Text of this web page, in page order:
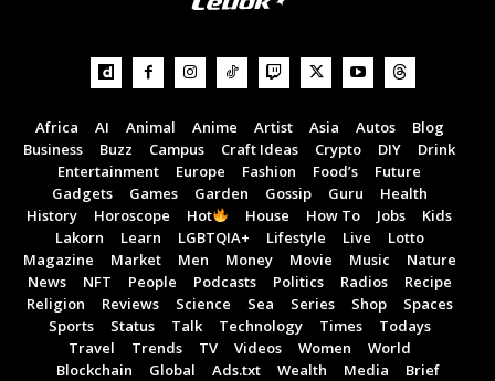
Subscribe now
To access premium
content
Free 15 Day Trial
Monthly or Yearly Memberships
Professional Rated Guides
Subscribe now
To access premium
content
Free 15 Day Trial
Monthly or Yearly Memberships
Professional Rated Guides
Africa AI Animal Anime Artist Asia Autos
Blog
Business
Buzz Campus Craft Ideas Crypto DIY
Drink
Entertainment
Europe Fashion Food’s
Future
Gadgets
Games Garden Gossip Guru
Health
History
Horoscope Hot House How To Jobs
Kids
Lakorn
Learn LGBTQIA+ Lifestyle Live
Lotto
Magazine
Market Men Money Movie Music
Nature
News
NFT People Podcasts Politics Radios
Recipe
Religion
Reviews Science Sea Series Shop
Spaces
Sports
Status Talk Technology Times
Todays
Travel
Trends TV Videos Women
World
Blockchain
Global Ads.txt Wealth Media Brief